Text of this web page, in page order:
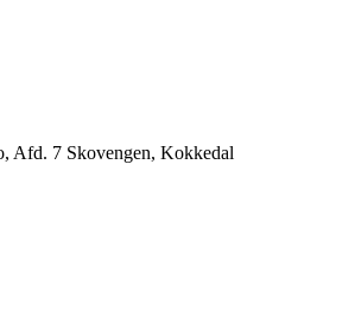
Afd. 7 Skovengen, Kokkedal